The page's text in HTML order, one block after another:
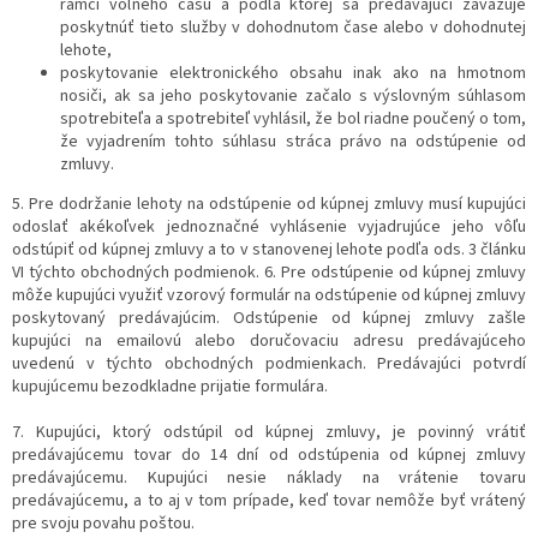
rámci voľného času a podľa ktorej sa predávajúci zaväzuje
poskytnúť tieto služby v dohodnutom čase alebo v dohodnutej
lehote,
poskytovanie elektronického obsahu inak ako na hmotnom
nosiči, ak sa jeho poskytovanie začalo s výslovným súhlasom
spotrebiteľa a spotrebiteľ vyhlásil, že bol riadne poučený o tom,
že vyjadrením tohto súhlasu stráca právo na odstúpenie od
zmluvy.
5. Pre dodržanie lehoty na odstúpenie od kúpnej zmluvy musí kupujúci
odoslať akékoľvek jednoznačné vyhlásenie vyjadrujúce jeho vôľu
odstúpiť od kúpnej zmluvy a to v stanovenej lehote podľa ods. 3 článku
VI týchto obchodných podmienok. 6. Pre odstúpenie od kúpnej zmluvy
môže kupujúci využiť vzorový formulár na odstúpenie od kúpnej zmluvy
poskytovaný predávajúcim. Odstúpenie od kúpnej zmluvy zašle
kupujúci na emailovú alebo doručovaciu adresu predávajúceho
uvedenú v týchto obchodných podmienkach. Predávajúci potvrdí
kupujúcemu bezodkladne prijatie formulára.
7. Kupujúci, ktorý odstúpil od kúpnej zmluvy, je povinný vrátiť
predávajúcemu tovar do 14 dní od odstúpenia od kúpnej zmluvy
predávajúcemu. Kupujúci nesie náklady na vrátenie tovaru
predávajúcemu, a to aj v tom prípade, keď tovar nemôže byť vrátený
pre svoju povahu poštou.